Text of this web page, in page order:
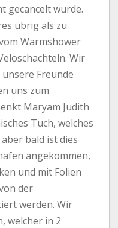
gecancelt wurde.
übrig als zu
Warmshower
Wir
Freunde
uns zum
Maryam Judith
Tuch, welches
bald ist dies
angekommen,
und mit Folien
der
werden. Wir
welcher in 2